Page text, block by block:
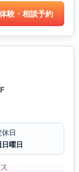
体験・相談予約
休日
日曜日